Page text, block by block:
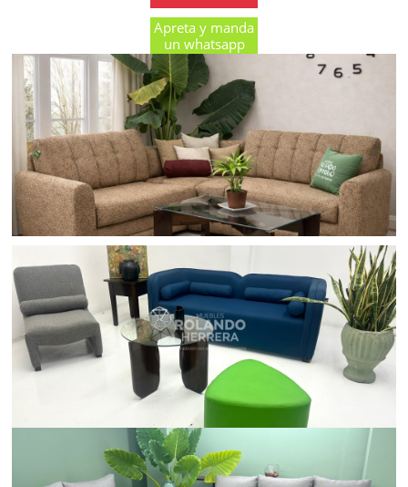
Apreta y manda
un whatsapp